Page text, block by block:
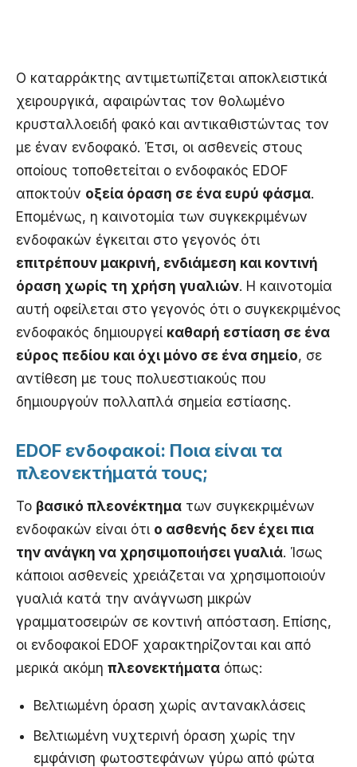
Ο καταρράκτης αντιμετωπίζεται αποκλειστικά
χειρουργικά, αφαιρώντας τον θολωμένο
κρυσταλλοειδή φακό και αντικαθιστώντας τον
με έναν ενδοφακό. Έτσι, οι ασθενείς στους
οποίους τοποθετείται ο ενδοφακός EDOF
αποκτούν οξεία όραση σε ένα ευρύ φάσμα.
Επομένως, η καινοτομία των συγκεκριμένων
ενδοφακών έγκειται στο γεγονός ότι
επιτρέπουν μακρινή, ενδιάμεση και κοντινή
όραση χωρίς τη χρήση γυαλιών. Η καινοτομία
αυτή οφείλεται στο γεγονός ότι ο συγκεκριμένος
ενδοφακός δημιουργεί καθαρή εστίαση σε ένα
εύρος πεδίου και όχι μόνο σε ένα σημείο, σε
αντίθεση με τους πολυεστιακούς που
δημιουργούν πολλαπλά σημεία εστίασης.
EDOF ενδοφακοί: Ποια είναι τα
πλεονεκτήματά τους;
Το βασικό πλεονέκτημα των συγκεκριμένων
ενδοφακών είναι ότι ο ασθενής δεν έχει πια
την ανάγκη να χρησιμοποιήσει γυαλιά. Ίσως
κάποιοι ασθενείς χρειάζεται να χρησιμοποιούν
γυαλιά κατά την ανάγνωση μικρών
γραμματοσειρών σε κοντινή απόσταση. Επίσης,
οι ενδοφακοί EDOF χαρακτηρίζονται και από
μερικά ακόμη πλεονεκτήματα όπως:
Βελτιωμένη όραση χωρίς αντανακλάσεις
Βελτιωμένη νυχτερινή όραση χωρίς την
εμφάνιση φωτοστεφάνων γύρω από φώτα